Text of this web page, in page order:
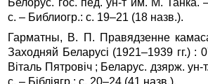
с. – Библиогр.: с. 19–21 (18 назв.).
Гарматны, В. П. Правядзенне
Заходняй Беларусі (1921–1939 гг.) :
Віталь Пятровіч ; Беларус. дзярж.
с. – Бібліягр.: с. 20–24 (41 назв.).